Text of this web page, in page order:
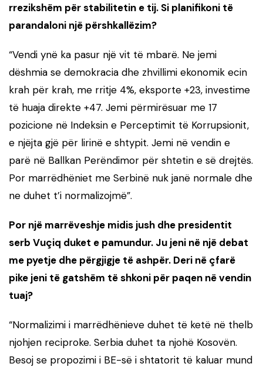
rrezikshëm për stabilitetin e tij. Si planifikoni të
parandaloni një përshkallëzim?
“Vendi ynë ka pasur një vit të mbarë. Ne jemi
dëshmia se demokracia dhe zhvillimi ekonomik ecin
krah për krah, me rritje 4%, eksporte +23, investime
të huaja direkte +47. Jemi përmirësuar me 17
pozicione në Indeksin e Perceptimit të Korrupsionit,
e njëjta gjë për lirinë e shtypit. Jemi në vendin e
parë në Ballkan Perëndimor për shtetin e së drejtës.
Por marrëdhëniet me Serbinë nuk janë normale dhe
ne duhet t’i normalizojmë”.
Por një marrëveshje midis jush dhe presidentit
serb Vuçiq duket e pamundur. Ju jeni në një debat
me pyetje dhe përgjigje të ashpër. Deri në çfarë
pike jeni të gatshëm të shkoni për paqen në vendin
tuaj?
“Normalizimi i marrëdhënieve duhet të ketë në thelb
njohjen reciproke. Serbia duhet ta njohë Kosovën.
Besoj se propozimi i BE-së i shtatorit të kaluar mund